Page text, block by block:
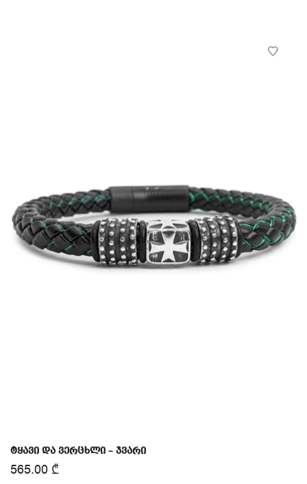
ტყავი და ვერცხლი – ჯვარი
565.00 ₾